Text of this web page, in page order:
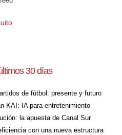
30 días
de fútbol: presente y futuro
KAI: IA para entretenimiento
la apuesta de Canal Sur
con una nueva estructura